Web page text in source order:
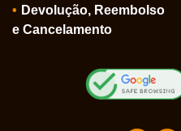
Devolução, Reembolso
e Cancelamento